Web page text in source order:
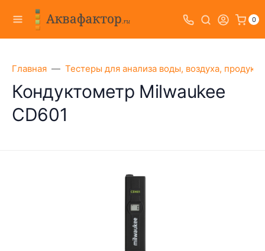
0
Главная Тестеры для анализа воды, воздуха,
Кондуктометр Milwaukee
CD601